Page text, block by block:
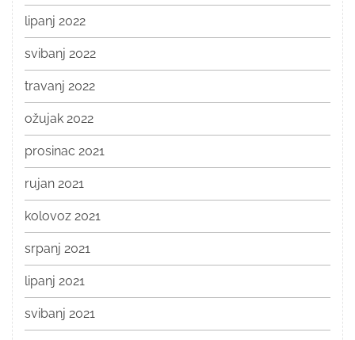
lipanj 2022
svibanj 2022
travanj 2022
ožujak 2022
prosinac 2021
rujan 2021
kolovoz 2021
srpanj 2021
lipanj 2021
svibanj 2021